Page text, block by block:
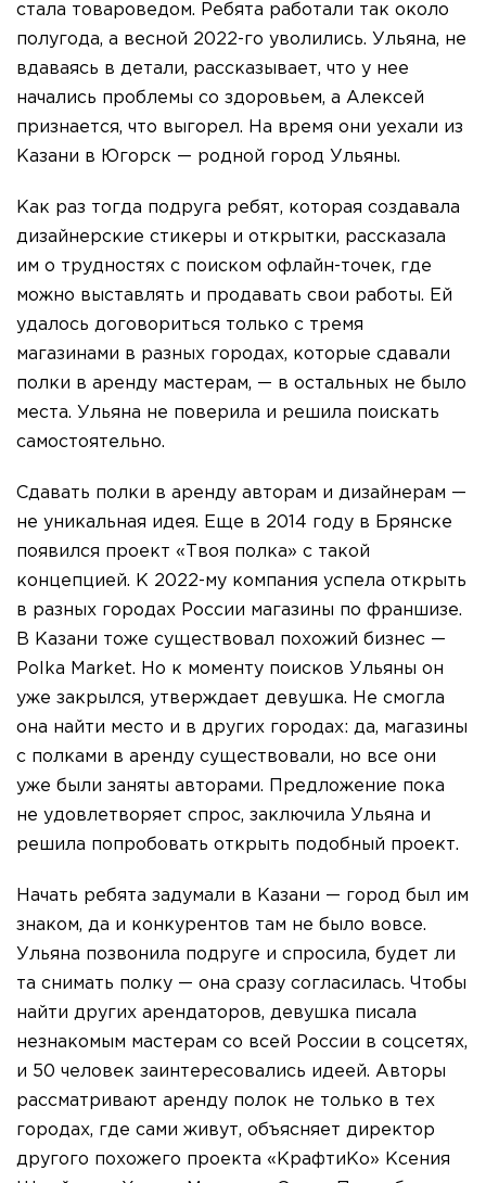
стала товароведом. Ребята работали так около
полугода, а весной 2022-го уволились. Ульяна, не
вдаваясь в детали, рассказывает, что у нее
начались проблемы со здоровьем, а Алексей
признается, что выгорел. На время они уехали из
Казани в Югорск — родной город Ульяны.
Как раз тогда подруга ребят, которая создавала
дизайнерские стикеры и открытки, рассказала
им о трудностях с поиском офлайн-точек, где
можно выставлять и продавать свои работы. Ей
удалось договориться только с тремя
магазинами в разных городах, которые сдавали
полки в аренду мастерам, — в остальных не было
места. Ульяна не поверила и решила поискать
самостоятельно.
Сдавать полки в аренду авторам и дизайнерам —
не уникальная идея. Еще в 2014 году в Брянске
появился проект «Твоя полка» с такой
концепцией. К 2022-му компания успела открыть
в разных городах России магазины по франшизе.
В Казани тоже существовал похожий бизнес —
Polka Market. Но к моменту поисков Ульяны он
уже закрылся, утверждает девушка. Не смогла
она найти место и в других городах: да, магазины
с полками в аренду существовали, но все они
уже были заняты авторами. Предложение пока
не удовлетворяет спрос, заключила Ульяна и
решила попробовать открыть подобный проект.
Начать ребята задумали в Казани — город был им
знаком, да и конкурентов там не было вовсе.
Ульяна позвонила подруге и спросила, будет ли
та снимать полку — она сразу согласилась. Чтобы
найти других арендаторов, девушка писала
незнакомым мастерам со всей России в соцсетях,
и 50 человек заинтересовались идеей. Авторы
рассматривают аренду полок не только в тех
городах, где сами живут, объясняет директор
другого похожего проекта «КрафтиКо» Ксения